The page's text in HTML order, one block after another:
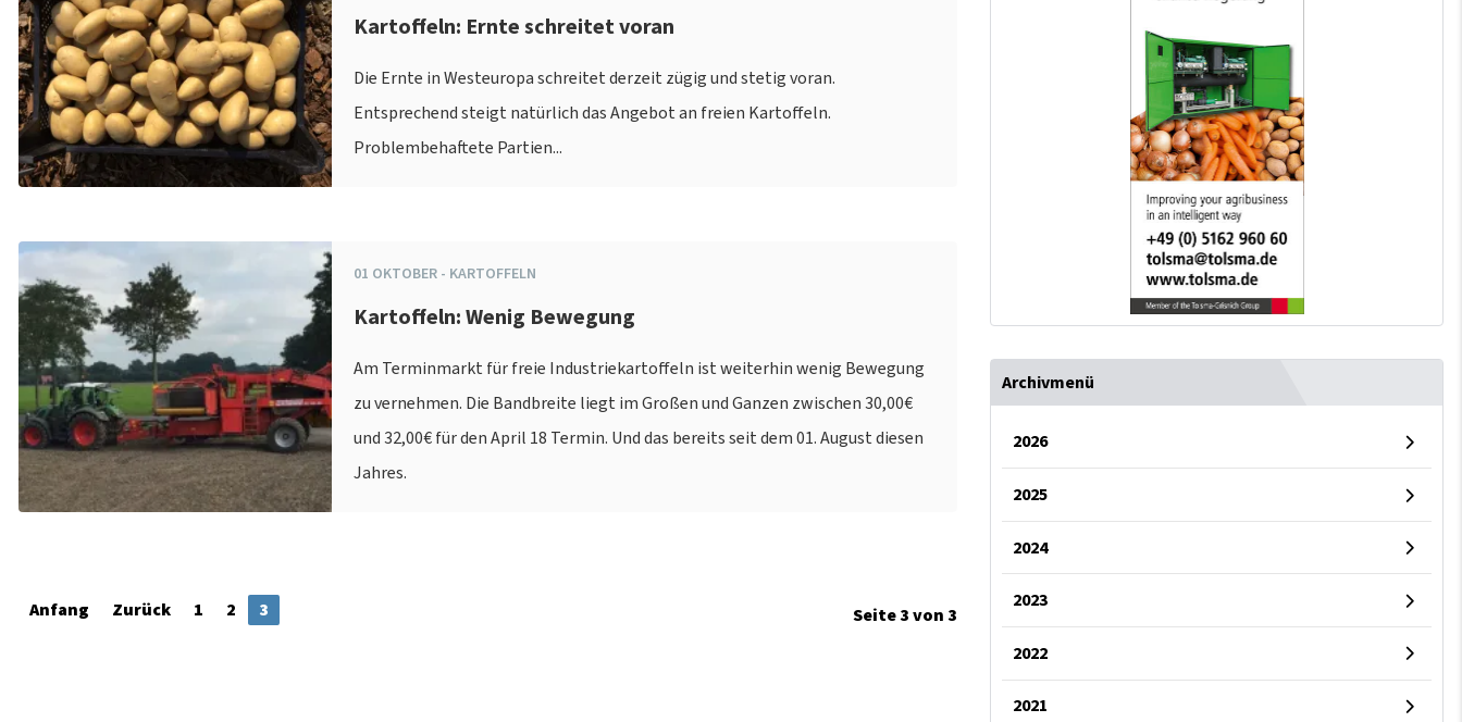
Kartoffeln: Ernte schreitet voran
Die Ernte in Westeuropa schreitet derzeit zügig und stetig voran.
Entsprechend steigt natürlich das Angebot an freien Kartoffeln.
Problembehaftete Partien...
01 OKTOBER- KARTOFFELN
Kartoffeln: Wenig Bewegung
Am Terminmarkt für freie Industriekartoffeln ist weiterhin wenig Bewegung
zu vernehmen. Die Bandbreite liegt im Großen und Ganzen zwischen 30,00€
und 32,00€ für den April 18 Termin. Und das bereits seit dem 01. August diesen
Jahres.
Seite 3 von 3
Anfang Zurück 1 2 3
Archivmenü
2026
2025
2024
2023
2022
2021